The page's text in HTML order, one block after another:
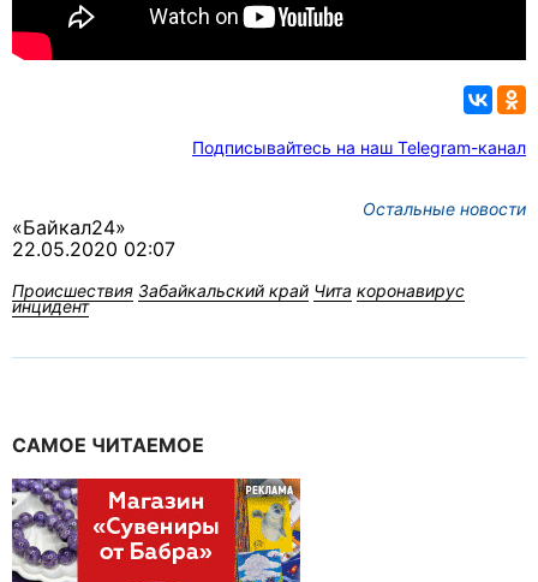
Подписывайтесь на наш Telegram-канал
Остальные новости
«Байкал24»
22.05.2020 02:07
Происшествия Забайкальский край Чита коронавирус
инцидент
САМОЕ ЧИТАЕМОЕ